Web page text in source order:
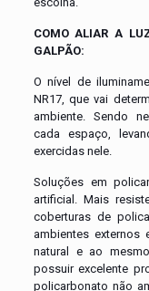
COMO ALIAR A
GALPÃO:
O nível de
NR17, que vai
ambiente. Sendo
cada espaço,
exercidas nele.
Soluções em
artificial. Mais
coberturas de
ambientes externos
natural e ao
possuir excelente
policarbonato não